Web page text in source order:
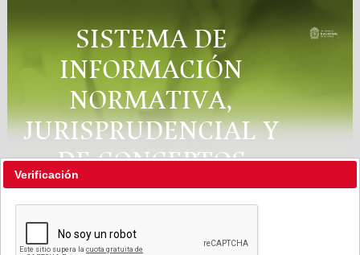
SISTEMA DE
INFORMACIÓN
NORMATIVA,
JURISPRUDENCIAL Y
DE CONCEPTOS
"RÉGIMEN LEGAL"
Verificación